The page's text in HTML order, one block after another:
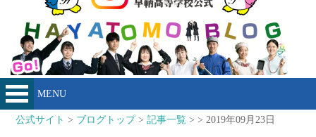
MENU
公式サイト > ブログトップ>記事一覧 > > 2019年09月23日